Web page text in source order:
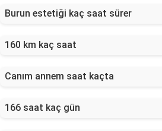
Burun estetiği kaç saat sürer
160 km kaç saat
Canım annem saat kaçta
166 saat kaç gün